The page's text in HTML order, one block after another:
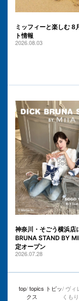
ミッフィーと楽しむ 8
ト情報
2026.08.03
神奈川・そごう横浜店
BRUNA STAND BY
定オープン
2026.07.28
top topics トピッ
クス
ヴィ
くも